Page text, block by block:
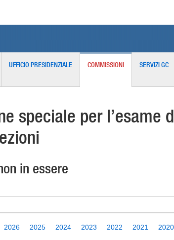
UFFICIO PRESIDENZIALE COMMISSIONI SERVIZI GC
speciale per l’esame
in essere
2026 2025 2024 2023 2022 2021 2020